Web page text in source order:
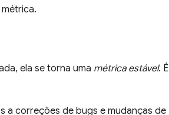
ela se torna uma métrica estável. É
a correções de bugs e mudanças de